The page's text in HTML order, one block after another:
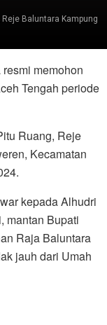
Baluntara Kampung
memohon
Tengah periode
Ruang, Reje
Kecamatan
kepada Alhudri
mantan Bupati
Raja Baluntara
jauh dari Umah